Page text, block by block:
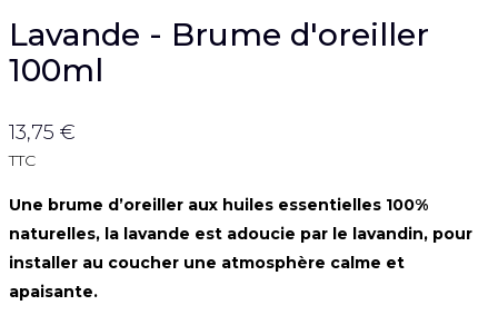
Lavande - Brume d'oreiller
100ml
13,75 €
TTC
Une brume d’oreiller aux huiles essentielles 100%
naturelles, la lavande est adoucie par le lavandin, pour
installer au coucher une atmosphère calme et
apaisante.